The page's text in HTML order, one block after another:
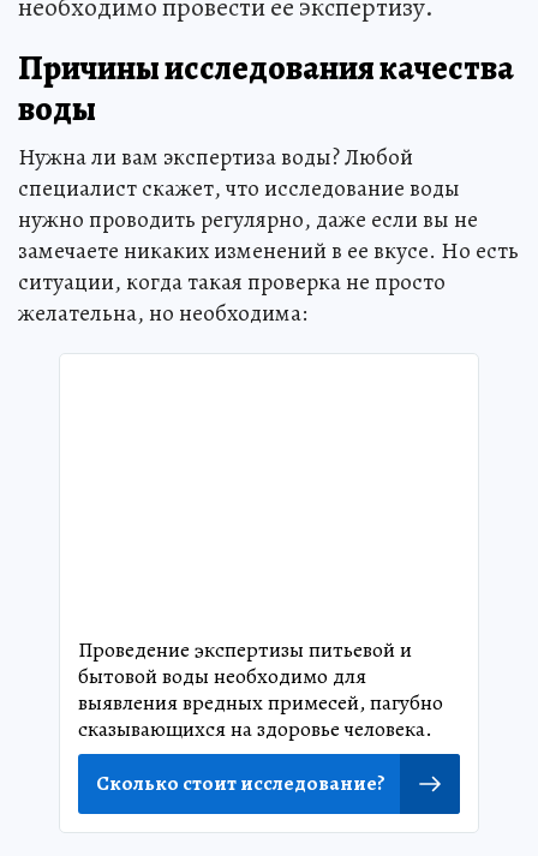
необходимо провести ее экспертизу.
Причины исследования качества
воды
Нужна ли вам экспертиза воды? Любой
специалист скажет, что исследование воды
нужно проводить регулярно, даже если вы не
замечаете никаких изменений в ее вкусе. Но есть
ситуации, когда такая проверка не просто
желательна, но необходима:
Проведение экспертизы питьевой и
бытовой воды необходимо для
выявления вредных примесей, пагубно
сказывающихся на здоровье человека.
Сколько стоит исследование?